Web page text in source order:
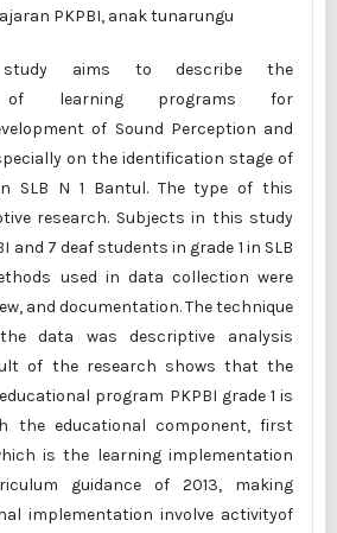
PKPBI, anak tunarungu
study aims to describe the
of learning programs for
of Sound Perception and
on the identification stage of
SLB N 1 Bantul. The type of this
research. Subjects in this study
and 7 deaf students in grade 1 in SLB
used in data collection were
and documentation. The technique
data was descriptive analysis
of the research shows that the
program PKPBI grade 1 is
the educational component, first
is the learning implementation
guidance of 2013, making
implementation involve activityof